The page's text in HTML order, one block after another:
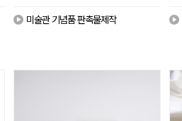
미술관 기념품 판촉물제작